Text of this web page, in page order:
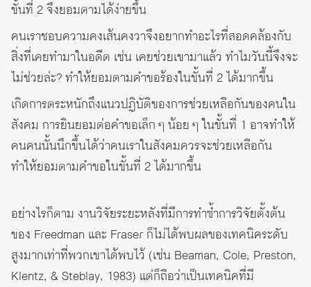
ขั้นที่ 2 จึงยอมตามได้ง่ายขึ้น
คนเราชอบความคงเส้นคงวาจึงอยากทำอะไรที่สอดคล้องกับ
สิ่งที่เคยทำมาในอดีต เช่น เคยช่วยเขามาแล้ว ทำไมวันนี้จึงจะ
ไม่ช่วยล่ะ? ทำให้ยอมตามคำขอร้องในขั้นที่ 2 ได้มากขึ้น
เกิดการตระหนักถึงแนวปฏิบัติของการช่วยเหลือกันของคนใน
สังคม การยินยอมต่อคำขอเล็ก ๆ น้อย ๆ ในขั้นที่ 1 อาจทำให้
คนคนนั้นนึกขึ้นได้ว่าคนเราในสังคมควรจะช่วยเหลือกัน
ทำให้ยอมตามคำขอในขั้นที่ 2 ได้มากขึ้น
อย่างไรก็ตาม งานวิจัยระยะหลังที่มีการทำซ้ำการวิจัยตั้งต้น
ของ Freedman และ Fraser ก็ไม่ได้พบผลของเทคนิคระดับ
สูงมากเท่าที่พวกเขาได้พบไว้ (เช่น Beaman, Cole, Preston,
Klentz, & Steblay, 1983) แต่ก็ถือว่าเป็นเทคนิคที่มี